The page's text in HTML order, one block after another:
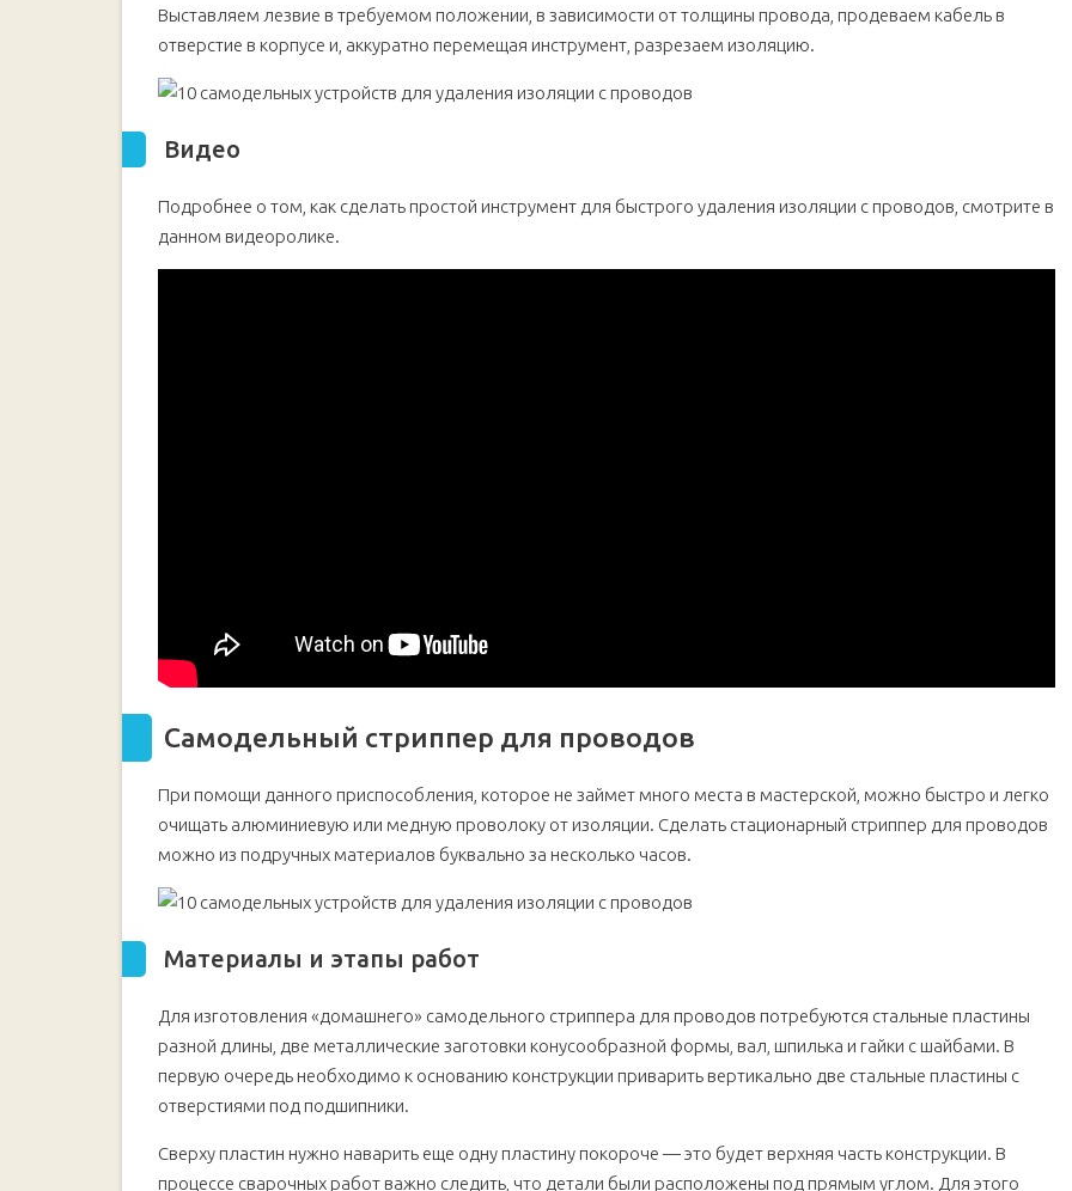
Выставляем лезвие в требуемом положении, в зависимости от толщины провода, продеваем кабель в
отверстие в корпусе и, аккуратно перемещая инструмент, разрезаем изоляцию.
Видео
Подробнее о том, как сделать простой инструмент для быстрого удаления изоляции с проводов, смотрите в
данном видеоролике.
Самодельный стриппер для проводов
При помощи данного приспособления, которое не займет много места в мастерской, можно быстро и легко
очищать алюминиевую или медную проволоку от изоляции. Сделать стационарный стриппер для проводов
можно из подручных материалов буквально за несколько часов.
Материалы и этапы работ
Для изготовления «домашнего» самодельного стриппера для проводов потребуются стальные пластины
разной длины, две металлические заготовки конусообразной формы, вал, шпилька и гайки с шайбами. В
первую очередь необходимо к основанию конструкции приварить вертикально две стальные пластины с
отверстиями под подшипники.
Сверху пластин нужно наварить еще одну пластину покороче — это будет верхняя часть конструкции. В
процессе сварочных работ важно следить, что детали были расположены под прямым углом. Для этого